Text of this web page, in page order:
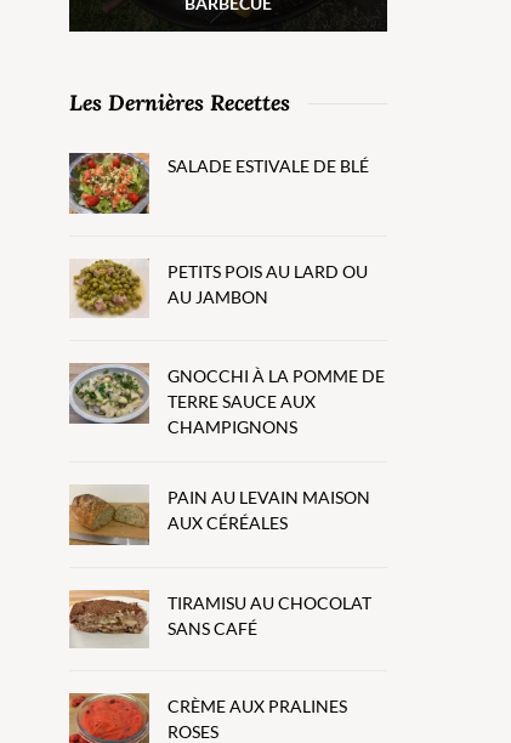
Les Dernières Recettes
SALADE ESTIVALE DE BLÉ
PETITS POIS AU LARD OU
AU JAMBON
GNOCCHI À LA POMME DE
TERRE SAUCE AUX
CHAMPIGNONS
PAIN AU LEVAIN MAISON
AUX CÉRÉALES
TIRAMISU AU CHOCOLAT
SANS CAFÉ
CRÈME AUX PRALINES
ROSES